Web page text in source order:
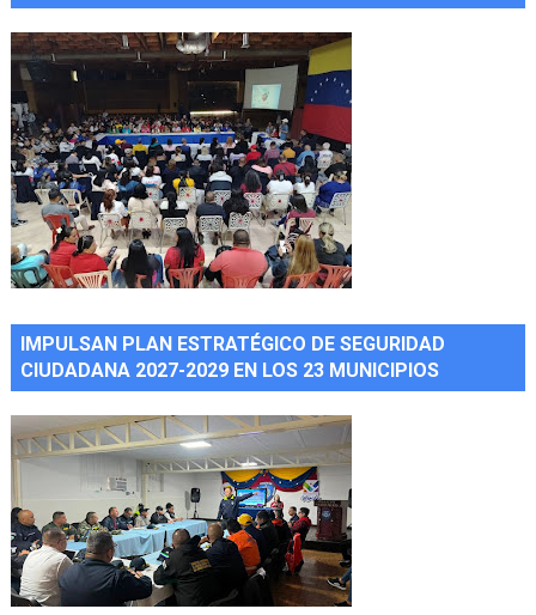
IMPULSAN PLAN ESTRATÉGICO DE SEGURIDAD
CIUDADANA 2027-2029 EN LOS 23 MUNICIPIOS